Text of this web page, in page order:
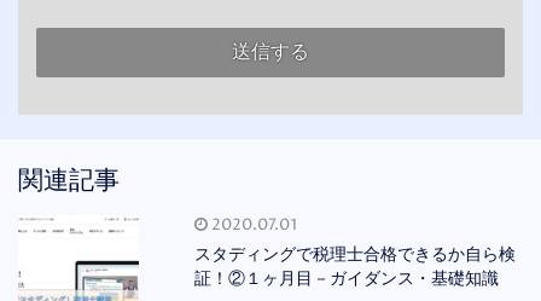
関連記事
2020.07.01
スタディングで税理士合格できるか自ら検
証！②１ヶ月目－ガイダンス・基礎知識